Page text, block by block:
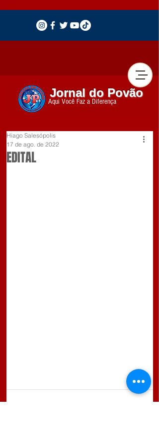
Jornal do Povão
Aqui Você Faz a Diferença
EDITAL
Hiago Salesópolis
17 de ago. de 2022